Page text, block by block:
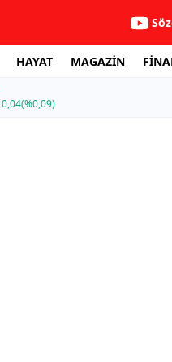
HAYAT MAGAZİN
0,04(%0,09)